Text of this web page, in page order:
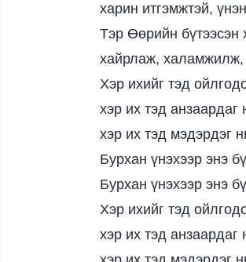
харин итгэмжтэй,
Тэр Өөрийн бүтээсэн
хайрлаж, халамжилж,
Хэр ихийг тэд
хэр их тэд анзаардаг
хэр их тэд мэдэрдэг
Бурхан үнэхээр энэ
Бурхан үнэхээр энэ
Хэр ихийг тэд
хэр их тэд анзаардаг